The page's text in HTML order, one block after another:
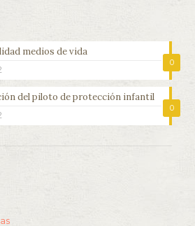
0
medios de vida
0
del piloto de protección infantil